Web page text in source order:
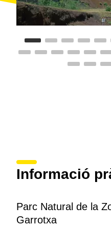
Informació
Parc Natural de la
Garrotxa